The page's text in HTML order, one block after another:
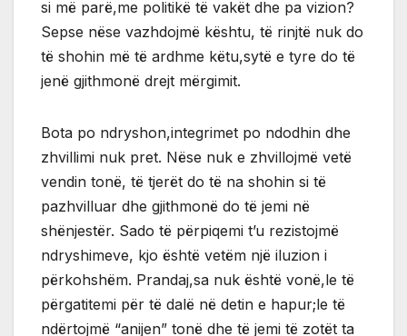
si më parë,me politikë të vakët dhe pa vizion?
Sepse nëse vazhdojmë kështu, të rinjtë nuk do
të shohin më të ardhme këtu,sytë e tyre do të
jenë gjithmonë drejt mërgimit.
Bota po ndryshon,integrimet po ndodhin dhe
zhvillimi nuk pret. Nëse nuk e zhvillojmë vetë
vendin tonë, të tjerët do të na shohin si të
pazhvilluar dhe gjithmonë do të jemi në
shënjestër. Sado të përpiqemi t’u rezistojmë
ndryshimeve, kjo është vetëm një iluzion i
përkohshëm. Prandaj,sa nuk është vonë,le të
përgatitemi për të dalë në detin e hapur;le të
ndërtojmë “anijen” tonë dhe të jemi të zotët ta